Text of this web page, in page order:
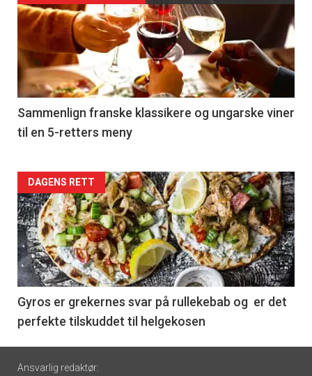
akkurat
nå
-
5
Sammenlign franske klassikere og ungarske viner
til en 5-retters meny
Forsiden
akkurat
nå
-
6
DAGENS RETT
Gyros er grekernes svar på rullekebab og er det
perfekte tilskuddet til helgekosen
Footer
Ansvarlig redaktør: